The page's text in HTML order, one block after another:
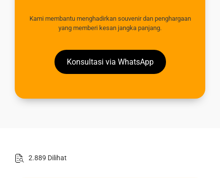
Kami membantu menghadirkan souvenir dan penghargaan
yang memberi kesan jangka panjang.
Konsultasi via WhatsApp
2.889 Dilihat